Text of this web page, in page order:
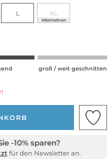
L XL
Alternativen
groß / weit geschnitten
-10% sparen?
für den Newsletter an.